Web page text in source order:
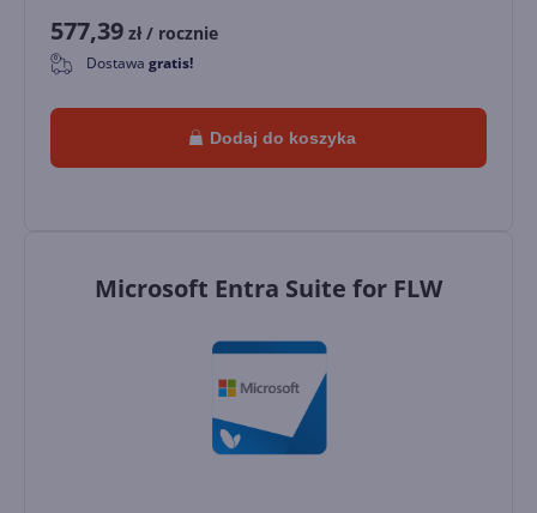
577,39 zł / rocznie
0 Dostawa gratis!
Dodaj do koszyka
Microsoft Entra Suite for FLW